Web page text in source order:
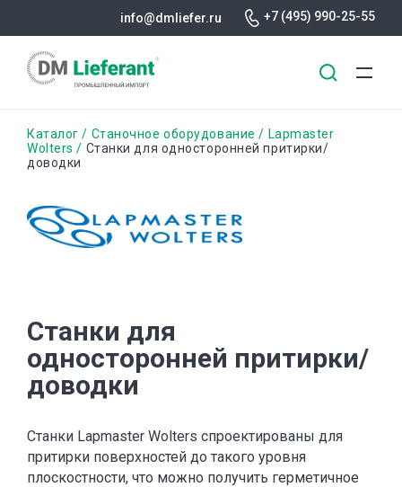
основному
info@dmliefer.ru +7 (495) 990-25-55
Строка
навигации
Каталог Станочное оборудование
Lapmaster
Wolters
Станки для односторонней притирки/
доводки
Станки для
односторонней притирки/
доводки
Станки Lapmaster Wolters спроектированы для
притирки поверхностей до такого уровня
плоскостности, что можно получить герметичное